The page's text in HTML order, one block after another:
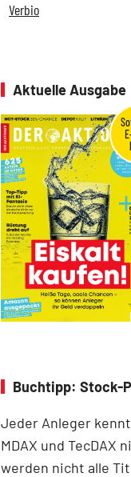
Verbio
Aktuelle Ausgabe
Buchtipp: Stock-
Jeder Anleger
MDAX und TecDAX
werden nicht alle